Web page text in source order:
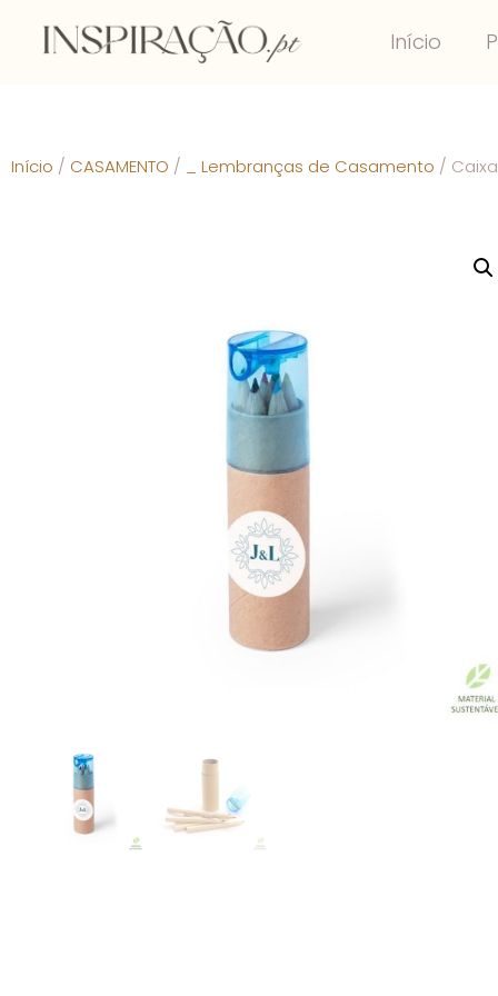
Início
Início / CASAMENTO / _ Lembranças de Casamento /